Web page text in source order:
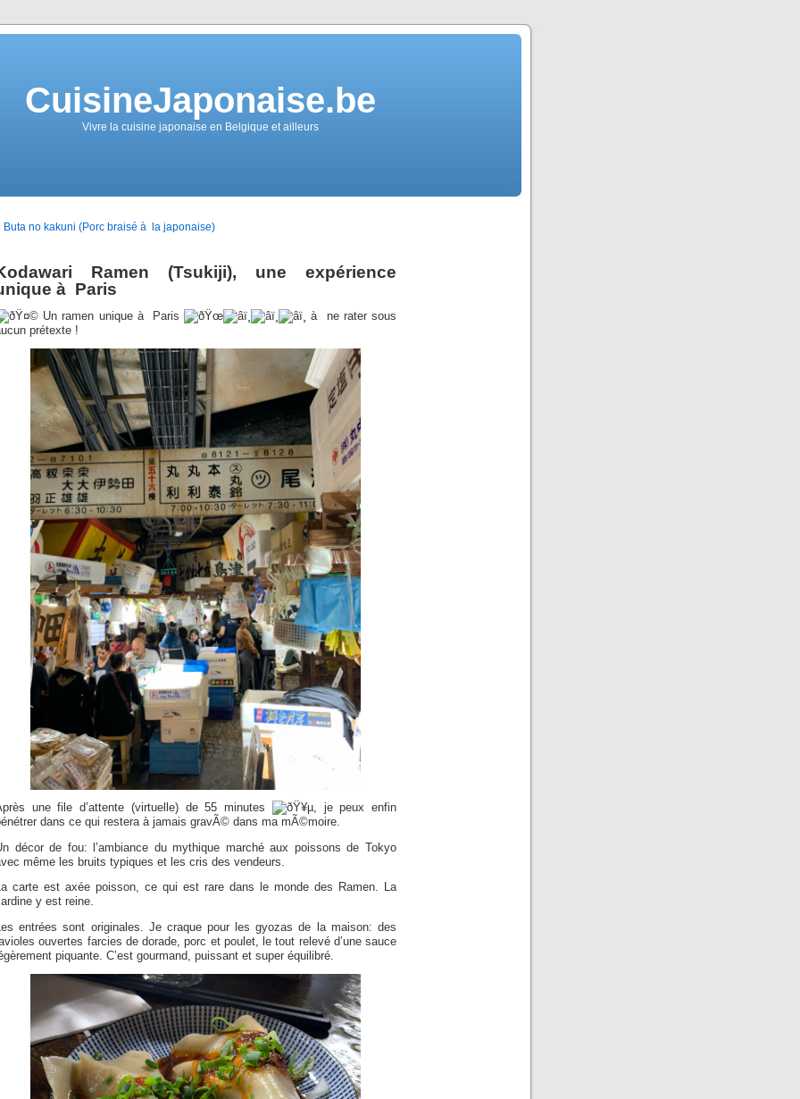
CuisineJaponaise.be
Vivre la cuisine japonaise en Belgique et ailleurs
Buta no kakuni (Porc braisé à la japonaise)
Ramen (Tsukiji), une expérience
à Paris
Un ramen unique à Paris
à ne rater sous
prétexte !
une file d’attente (virtuelle) de 55 minutes
, je peux enfin
dans ce qui restera à jamais gravÃ© dans ma mÃ©moire.
décor de fou: l’ambiance du mythique marché aux poissons de Tokyo
même les bruits typiques et les cris des vendeurs.
carte est axée poisson, ce qui est rare dans le monde des Ramen. La
y est reine.
entrées sont originales. Je craque pour les gyozas de la maison: des
ouvertes farcies de dorade, porc et poulet, le tout relevé d’une sauce
piquante. C’est gourmand, puissant et super équilibré.